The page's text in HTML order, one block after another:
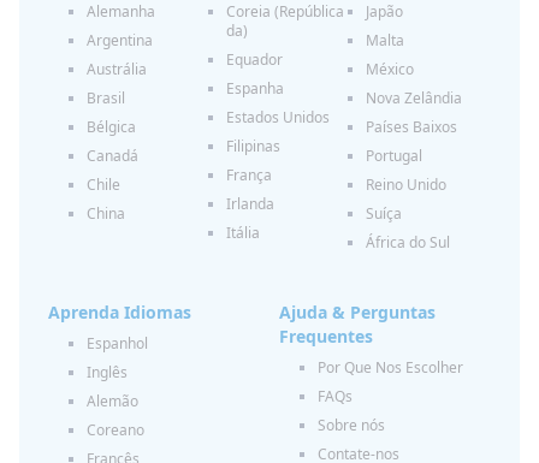
Alemanha
Argentina
Austrália
Brasil
Bélgica
Canadá
Chile
China
Coreia (República
da)
Equador
Espanha
Estados Unidos
Filipinas
França
Irlanda
Itália
Japão
Malta
México
Nova Zelândia
Países Baixos
Portugal
Reino Unido
Suíça
África do Sul
Aprenda Idiomas
Espanhol
Inglês
Alemão
Coreano
Ajuda & Perguntas
Frequentes
Por Que Nos Escolher
FAQs
Sobre nós
Contate-nos